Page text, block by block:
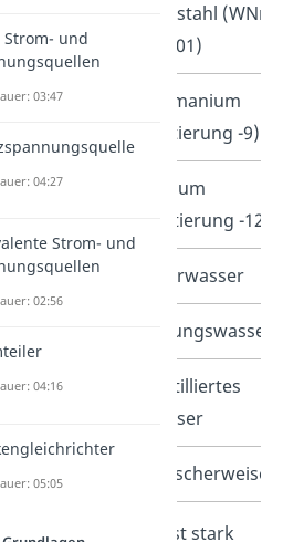
Edelstahl (WNr.
1,4301)
Germanium
(Dotierung -9)
Silizium
(Dotierung -12)
Meerwasser
Leitungswasser
Destilliertes
Wasser
Typischerweise
Leitwert
ist stark
Strom- und
03:47
04:27
Strom- und
02:56
04:16
05:05